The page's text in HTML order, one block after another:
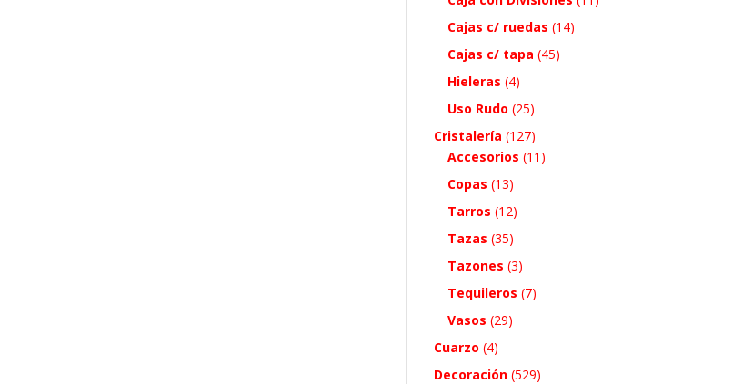
Cajas c/ ruedas (14)
Cajas c/ tapa (45)
Hieleras (4)
Uso Rudo (25)
Cristalería (127)
Accesorios (11)
Copas (13)
Tarros (12)
Tazas (35)
Tazones (3)
Tequileros (7)
Vasos (29)
Cuarzo (4)
Decoración (529)